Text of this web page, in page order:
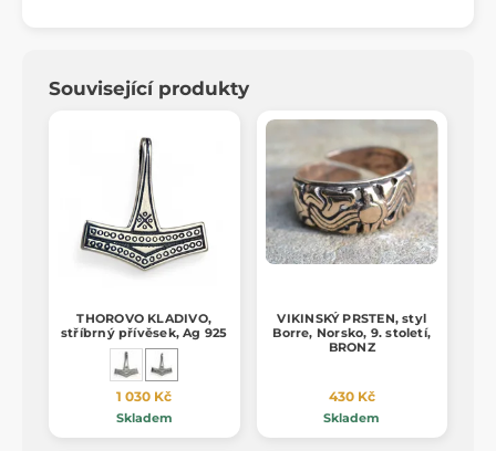
Související produkty
THOROVO KLADIVO,
stříbrný přívěsek, Ag 925
1 030 Kč
Skladem
VIKINSKÝ PRSTEN, styl
Borre, Norsko, 9. století,
BRONZ
430 Kč
Skladem